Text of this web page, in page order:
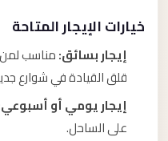
خيارات الإيجار المتاحة
إيجار بسائق:مناسب لمن
قلق القيادة في شوارع
إيجار يومي أو أسبوعي:
على الساحل.